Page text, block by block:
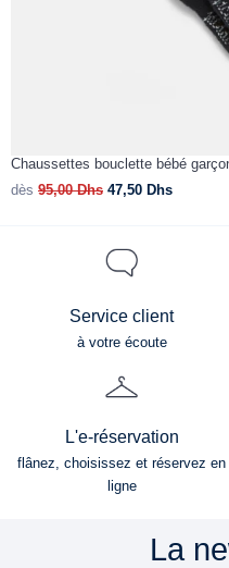
Chaussettes bouclette bébé
dès 95,00Dhs 47,50 Dhs
Service client
à votre écoute
L'e-réservation
flânez, choisissez et réservez en
ligne
La